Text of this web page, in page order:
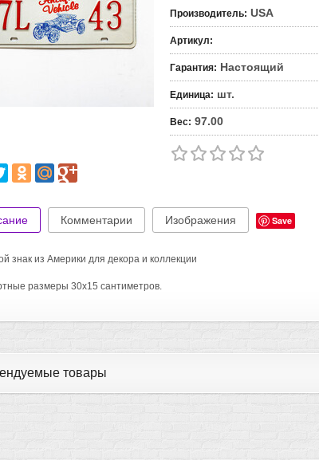
Производитель: USA
Артикул:
Гарантия: Настоящий
Единица: шт.
Вес: 97.00
Комментарии Изображения Save
знак из Америки для декора и коллекции
размеры 30х15 сантиметров.
товары